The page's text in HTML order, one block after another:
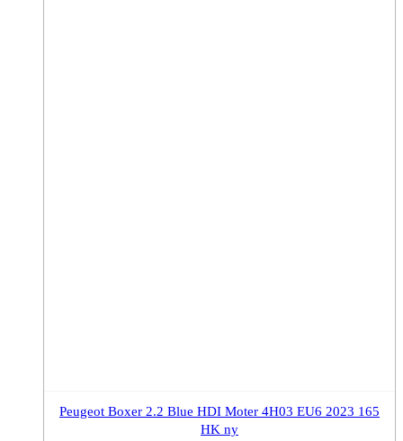
Peugeot Boxer 2.2 Blue HDI Moter 4H03 EU6 2023 165
HK ny